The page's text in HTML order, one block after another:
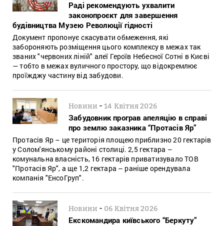
Раді рекомендують ухвалити
законопроєкт для завершення
будівництва Музею Революції гідності
Документ пропонує скасувати обмеження, які
забороняють розміщення цього комплексу в межах так
званих "червоних ліній" алеї Героїв Небесної Сотні в Києві
— тобто в межах вуличного простору, що відокремлює
проїжджу частину від забудови.
Новини -14 Квітня 2026
Забудовник програв апеляцію в справі
про землю заказника “Протасів Яр”
Протасів Яр – це територія площею приблизно 20 гектарів
у Солом'янському районі столиці. 2,5 гектара –
комунальна власність, 16 гектарів приватизувало ТОВ
"Протасів Яр", а ще 1,2 гектара – раніше орендувала
компанія "ЕнсоГруп".
Новини - 06 Квітня 2026
Екскомандира київського “Беркуту”